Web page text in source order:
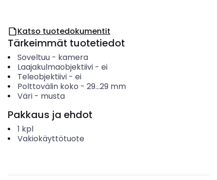
Katso tuotedokumentit
Tärkeimmät tuotetiedot
Soveltuu- kamera
Laajakulmaobjektiivi- ei
Teleobjektiivi- ei
Polttovälin koko - 29...29 mm
Väri- musta
Pakkaus ja ehdot
1 kpl
Vakiokäyttötuote